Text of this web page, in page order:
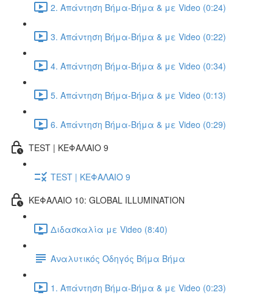
2. Απάντηση Βήμα-Βήμα & με Video (0:24)
3. Απάντηση Βήμα-Βήμα & με Video (0:22)
4. Απάντηση Βήμα-Βήμα & με Video (0:34)
5. Απάντηση Βήμα-Βήμα & με Video (0:13)
6. Απάντηση Βήμα-Βήμα & με Video (0:29)
TEST | ΚΕΦΑΛΑΙΟ 9
TEST | ΚΕΦΑΛΑΙΟ 9
ΚΕΦΑΛΑΙΟ 10: GLOBAL ILLUMINATION
Διδασκαλία με Video (8:40)
Αναλυτικός Οδηγός Βήμα Βήμα
1. Απάντηση Βήμα-Βήμα & με Video (0:23)